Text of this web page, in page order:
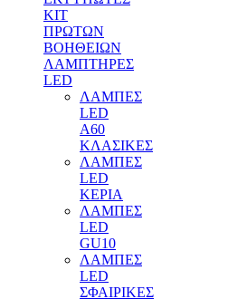
ΚΙΤ
ΠΡΩΤΩΝ
ΒΟΗΘΕΙΩΝ
ΛΑΜΠΤΗΡΕΣ
LED
ΛΑΜΠΕΣ
LED
Α60
ΚΛΑΣΙΚΕΣ
ΛΑΜΠΕΣ
LED
ΚΕΡΙΑ
ΛΑΜΠΕΣ
LED
GU10
ΛΑΜΠΕΣ
LED
ΣΦΑΙΡΙΚΕΣ